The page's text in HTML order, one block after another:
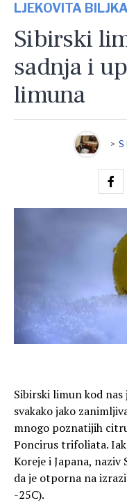
LJEKOVITA BILJKA
Sibirski
sadnja i
limuna
> S
Sibirski limun kod
svakako jako
mnogo poznatijih
Poncirus trifoliata.
Koreje i Japana,
da je otporna na
-25C).